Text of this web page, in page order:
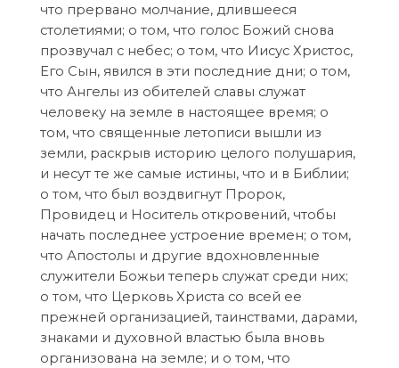
что прервано молчание, длившееся
столетиями; о том, что голос Божий снова
прозвучал с небес; о том, что Иисус Христос,
Его Сын, явился в эти последние дни; о том,
что Ангелы из обителей славы служат
человеку на земле в настоящее время; о
том, что священные летописи вышли из
земли, раскрыв историю целого полушария,
и несут те же самые истины, что и в Библии;
о том, что был воздвигнут Пророк,
Провидец и Носитель откровений, чтобы
начать последнее устроение времен; о том,
что Апостолы и другие вдохновленные
служители Божьи теперь служат среди них;
о том, что Церковь Христа со всей ее
прежней организацией, таинствами, дарами,
знаками и духовной властью была вновь
организована на земле; и о том, что